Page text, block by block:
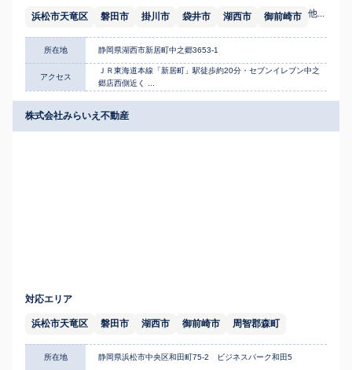
浜松市天竜区 磐田市 掛川市 袋井市 湖西市 御前崎市 他...
所在地 静岡県湖西市新居町中之郷3653-1
アクセス
ＪＲ東海道本線「新居町」駅徒歩約20分・セブンイレブン中之
郷店西側近く ...
株式会社みらいえ不動産
対応エリア
浜松市天竜区 磐田市 湖西市 御前崎市 周智郡森町
所在地 静岡県浜松市中央区和田町75-2 ビジネスパーク和田5